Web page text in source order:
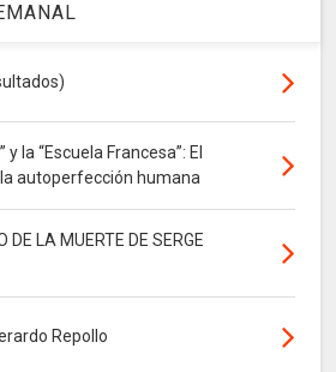
la “Escuela Francesa”: El
autoperfección humana
DE LA MUERTE DE SERGE
Repollo